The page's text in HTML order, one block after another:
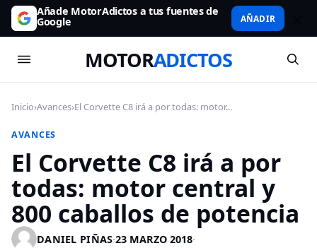
Añade MotorAdictos a tus fuentes de
Google AÑADIR
MOTORADICTOS
Inicio›Avances›El Corvette C8 irá a por todas: motor...
AVANCES
El Corvette C8 irá a por
todas: motor central y
800 caballos de potencia
DANIEL PIÑAS·23 MARZO 2018·